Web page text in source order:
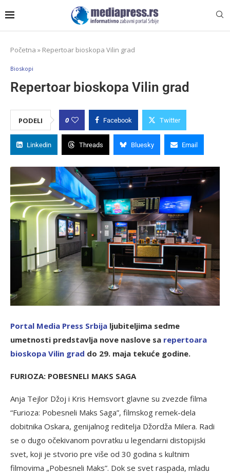
Početna » Repertoar bioskopa Vilin grad
Bioskopi
Repertoar bioskopa Vilin grad
PODELI 0 Facebook Twitter
Linkedin Threads Bluesky Email
Portal Media Press Srbija ljubiteljima sedme
umetnosti predstavlja nove naslove sa repertoara
bioskopa Vilin grad do 29. maja tekuće godine.
FURIOZA: POBESNELI MAKS SAGA
Anja Tejlor Džoj i Kris Hemsvort glavne su zvezde filma
“Furioza: Pobesneli Maks Saga”, filmskog remek-dela
dobitnika Oskara, genijalnog reditelja Džordža Milera. Radi
se o dugo očekivanom povratku u legendarni distopijski
svet, koji je stvorio pre više od 30 godina s kultnim
filmovima „Pobesneli Maks”. Dok se svet raspada, mladu